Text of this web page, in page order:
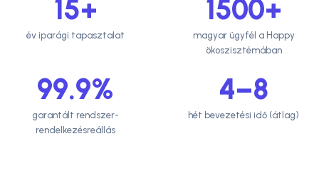
15+
év iparági tapasztalat
1500+
magyar ügyfél a Happy
ökoszisztémában
99.9%
garantált rendszer-
rendelkezésreállás
4–8
hét bevezetési idő (átlag)